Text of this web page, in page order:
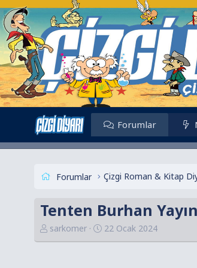
Forumlar
Forumlar Çizgi Roman & Kitap
Tenten Burhan
K
o
sarkomer
B
a
22 Ocak 2024